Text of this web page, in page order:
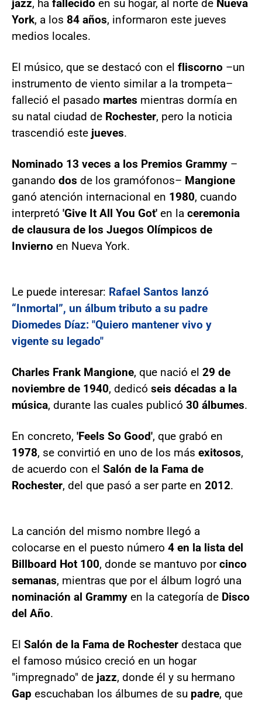
jazz, ha fallecido en su hogar, al norte de Nueva
York, a los 84 años, informaron este jueves
medios locales.
El músico, que se destacó con el fliscorno –un
instrumento de viento similar a la trompeta–
falleció el pasado martes mientras dormía en
su natal ciudad de Rochester, pero la noticia
trascendió este jueves.
Nominado 13 veces a los Premios Grammy –
ganando dos de los gramófonos– Mangione
ganó atención internacional en 1980, cuando
interpretó 'Give It All You Got' en la ceremonia
de clausura de los Juegos Olímpicos de
Invierno en Nueva York.
Le puede interesar: Rafael Santos lanzó
“Inmortal”, un álbum tributo a su padre
Diomedes Díaz: "Quiero mantener vivo y
vigente su legado"
Charles Frank Mangione, que nació el 29 de
noviembre de 1940, dedicó seis décadas a la
música, durante las cuales publicó 30 álbumes.
En concreto, 'Feels So Good', que grabó en
1978, se convirtió en uno de los más exitosos,
de acuerdo con el Salón de la Fama de
Rochester, del que pasó a ser parte en 2012.
La canción del mismo nombre llegó a
colocarse en el puesto número 4 en la lista del
Billboard Hot 100, donde se mantuvo porcinco
semanas, mientras que por el álbum logró una
nominación al Grammy en la categoría de Disco
del Año.
El Salón de la Fama de Rochester destaca que
el famoso músico creció en un hogar
"impregnado" de jazz, donde él y su hermano
Gap escuchaban los álbumes de su padre, que